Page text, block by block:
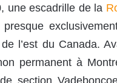
une escadrille de la
l’est du Canada.
permanent à
section